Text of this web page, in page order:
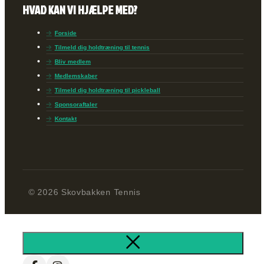
HVAD KAN VI HJÆLPE MED?
Forside
Tilmeld dig holdtræning til tennis
Bliv medlem
Medlemskaber
Tilmeld dig holdtræning til pickleball
Sponsoraftaler
Kontakt
© 2026 Skovbakken Tennis